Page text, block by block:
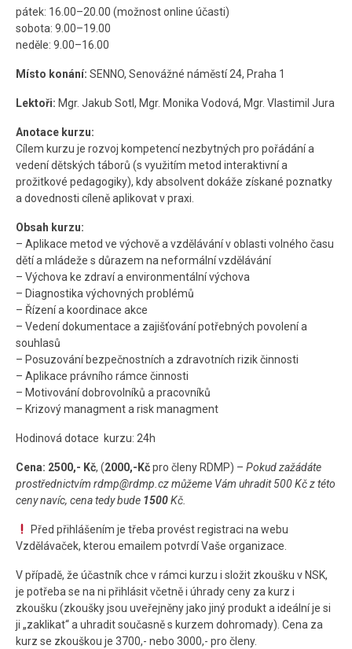
pátek: 16.00–20.00 (možnost online účasti)
sobota: 9.00–19.00
neděle: 9.00–16.00
Místo konání: SENNO, Senovážné náměstí 24, Praha 1
Lektoři: Mgr. Jakub Sotl, Mgr. Monika Vodová, Mgr. Vlastimil Jura
Anotace kurzu:
Cílem kurzu je rozvoj kompetencí nezbytných pro pořádání a
vedení dětských táborů (s využitím metod interaktivní a
prožitkové pedagogiky), kdy absolvent dokáže získané poznatky
a dovednosti cíleně aplikovat v praxi.
Obsah kurzu:
– Aplikace metod ve výchově a vzdělávání v oblasti volného času
dětí a mládeže s důrazem na neformální vzdělávání
– Výchova ke zdraví a environmentální výchova
– Diagnostika výchovných problémů
– Řízení a koordinace akce
– Vedení dokumentace a zajišťování potřebných povolení a
souhlasů
– Posuzování bezpečnostních a zdravotních rizik činnosti
– Aplikace právního rámce činnosti
– Motivování dobrovolníků a pracovníků
– Krizový managment a risk managment
Hodinová dotace kurzu: 24h
Cena: 2500,- Kč, (2000,-Kčpro členy RDMP) – Pokud zažádáte
prostřednictvím rdmp@rdmp.cz můžeme Vám uhradit 500 Kč z této
ceny navíc, cena tedy bude 1500Kč.
Před přihlášením je třeba provést registraci na webu
Vzdělávaček, kterou emailem potvrdí Vaše organizace.
V případě, že účastník chce v rámci kurzu i složit zkoušku v NSK,
je potřeba se na ni přihlásit včetně i úhrady ceny za kurz i
zkoušku (zkoušky jsou uveřejněny jako jiný produkt a ideální je si
ji „zaklikat“ a uhradit současně s kurzem dohromady). Cena za
kurz se zkouškou je 3700,- nebo 3000,- pro členy.